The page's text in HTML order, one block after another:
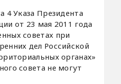
4 Указа Президента
от 23 мая 2011 года
советах при
дел Российской
органах»
совета не могут